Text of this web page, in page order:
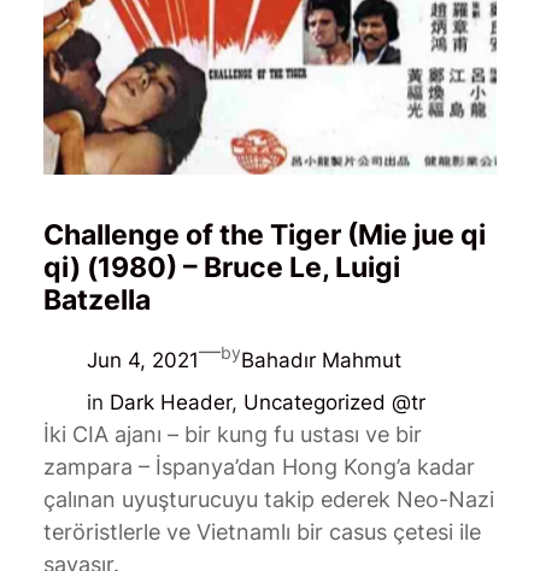
Challenge of the Tiger (Mie jue qi
qi) (1980) – Bruce Le, Luigi
Batzella
Jun 4, 2021—byBahadır Mahmut
in Dark Header, Uncategorized @tr
İki CIA ajanı – bir kung fu ustası ve bir
zampara – İspanya’dan Hong Kong’a kadar
çalınan uyuşturucuyu takip ederek Neo-Nazi
teröristlerle ve Vietnamlı bir casus çetesi ile
savaşır.